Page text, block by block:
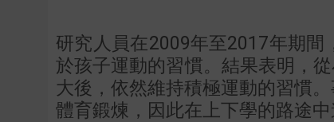
研究人員在2009年至2017年期
於孩子運動的習慣。結果表明，
大後，依然維持積極運動的習慣
體育鍛煉，因此在上下學的路途